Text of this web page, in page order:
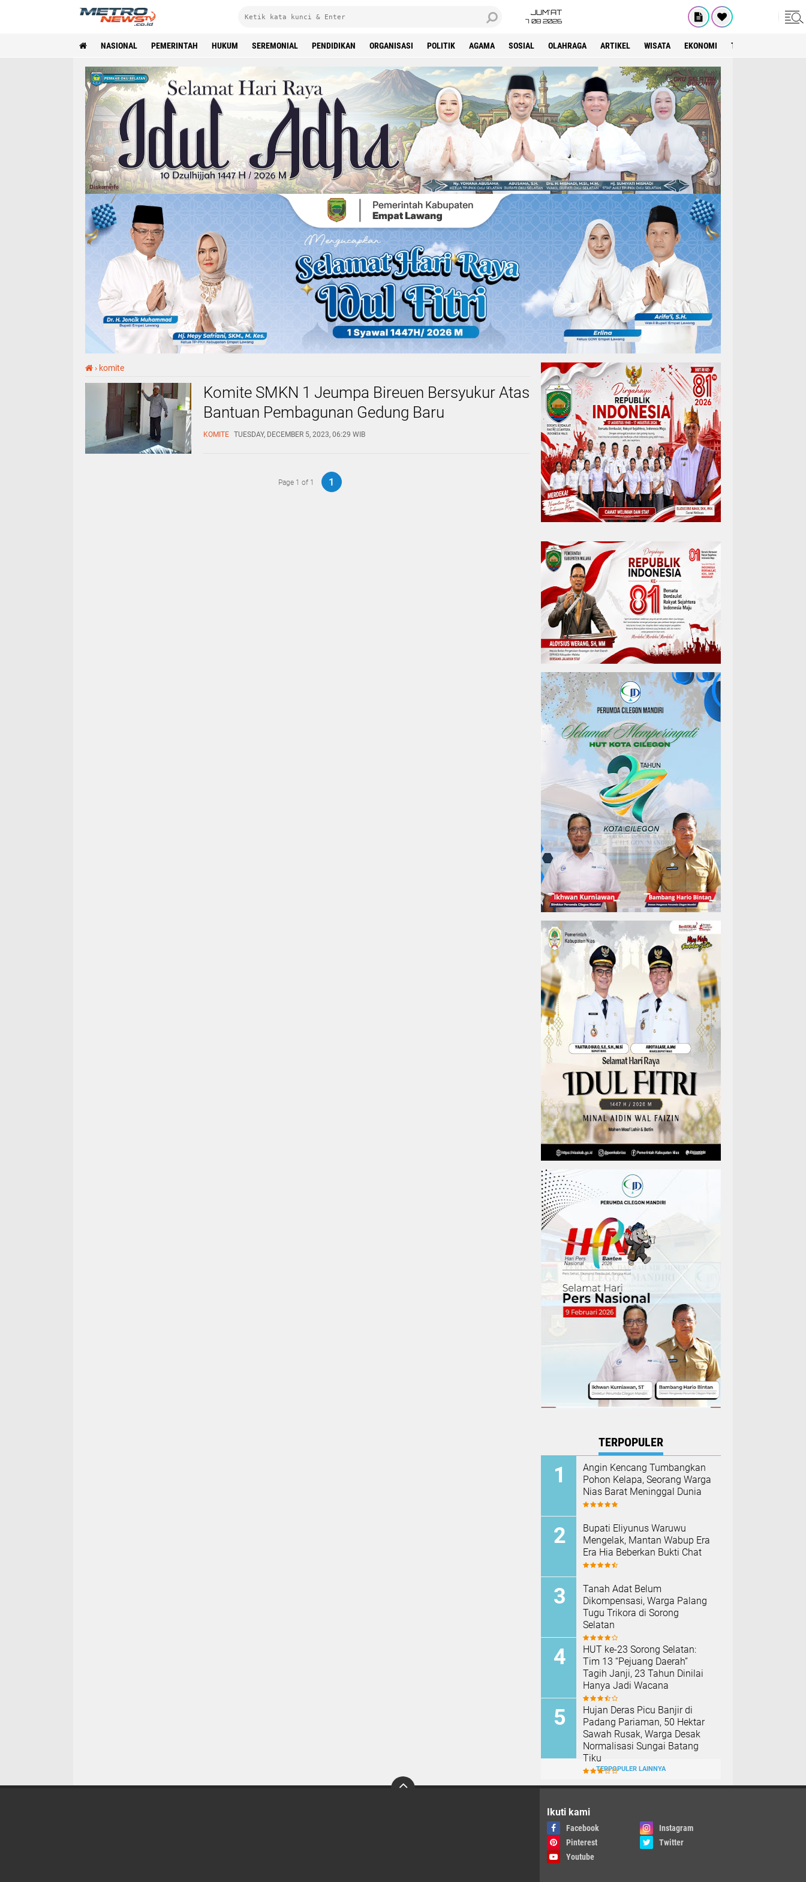
JUM'AT
7 08 2026
NASIONAL PEMERINTAH HUKUM SEREMONIAL PENDIDIKAN ORGANISASI POLITIK AGAMA SOSIAL OLAHRAGA ARTIKEL WISATA EKONOMI TEKNOLOGI
› komite
Komite SMKN 1 Jeumpa Bireuen Bersyukur Atas
Bantuan Pembagunan Gedung Baru
KOMITE TUESDAY, DECEMBER 5, 2023, 06:29 WIB
Page 1 of 1 1
TERPOPULER
Angin Kencang Tumbangkan
Pohon Kelapa, Seorang Warga
Nias Barat Meninggal Dunia
Bupati Eliyunus Waruwu
Mengelak, Mantan Wabup Era
Era Hia Beberkan Bukti Chat
Tanah Adat Belum
Dikompensasi, Warga Palang
Tugu Trikora di Sorong
Selatan
HUT ke-23 Sorong Selatan:
Tim 13 “Pejuang Daerah”
Tagih Janji, 23 Tahun Dinilai
Hanya Jadi Wacana
Hujan Deras Picu Banjir di
Padang Pariaman, 50 Hektar
Sawah Rusak, Warga Desak
Normalisasi Sungai Batang
Tiku
TERPOPULER LAINNYA
Ikuti kami
Facebook
Instagram
Pinterest
Twitter
Youtube